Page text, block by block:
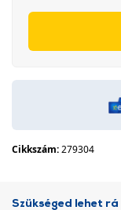
Cikkszám:279304
Szükséged lehet rá